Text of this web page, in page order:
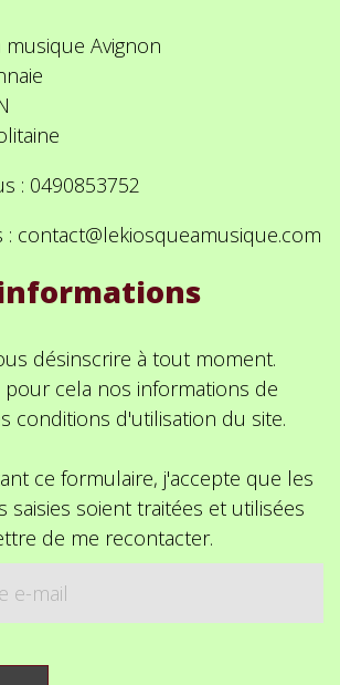
musique Avignon
: 0490853752
: contact@lekiosqueamusique.com
désinscrire à tout moment.
cela nos informations de
conditions d'utilisation du site.
ce formulaire, j'accepte que les
saisies soient traitées et utilisées
de me recontacter.